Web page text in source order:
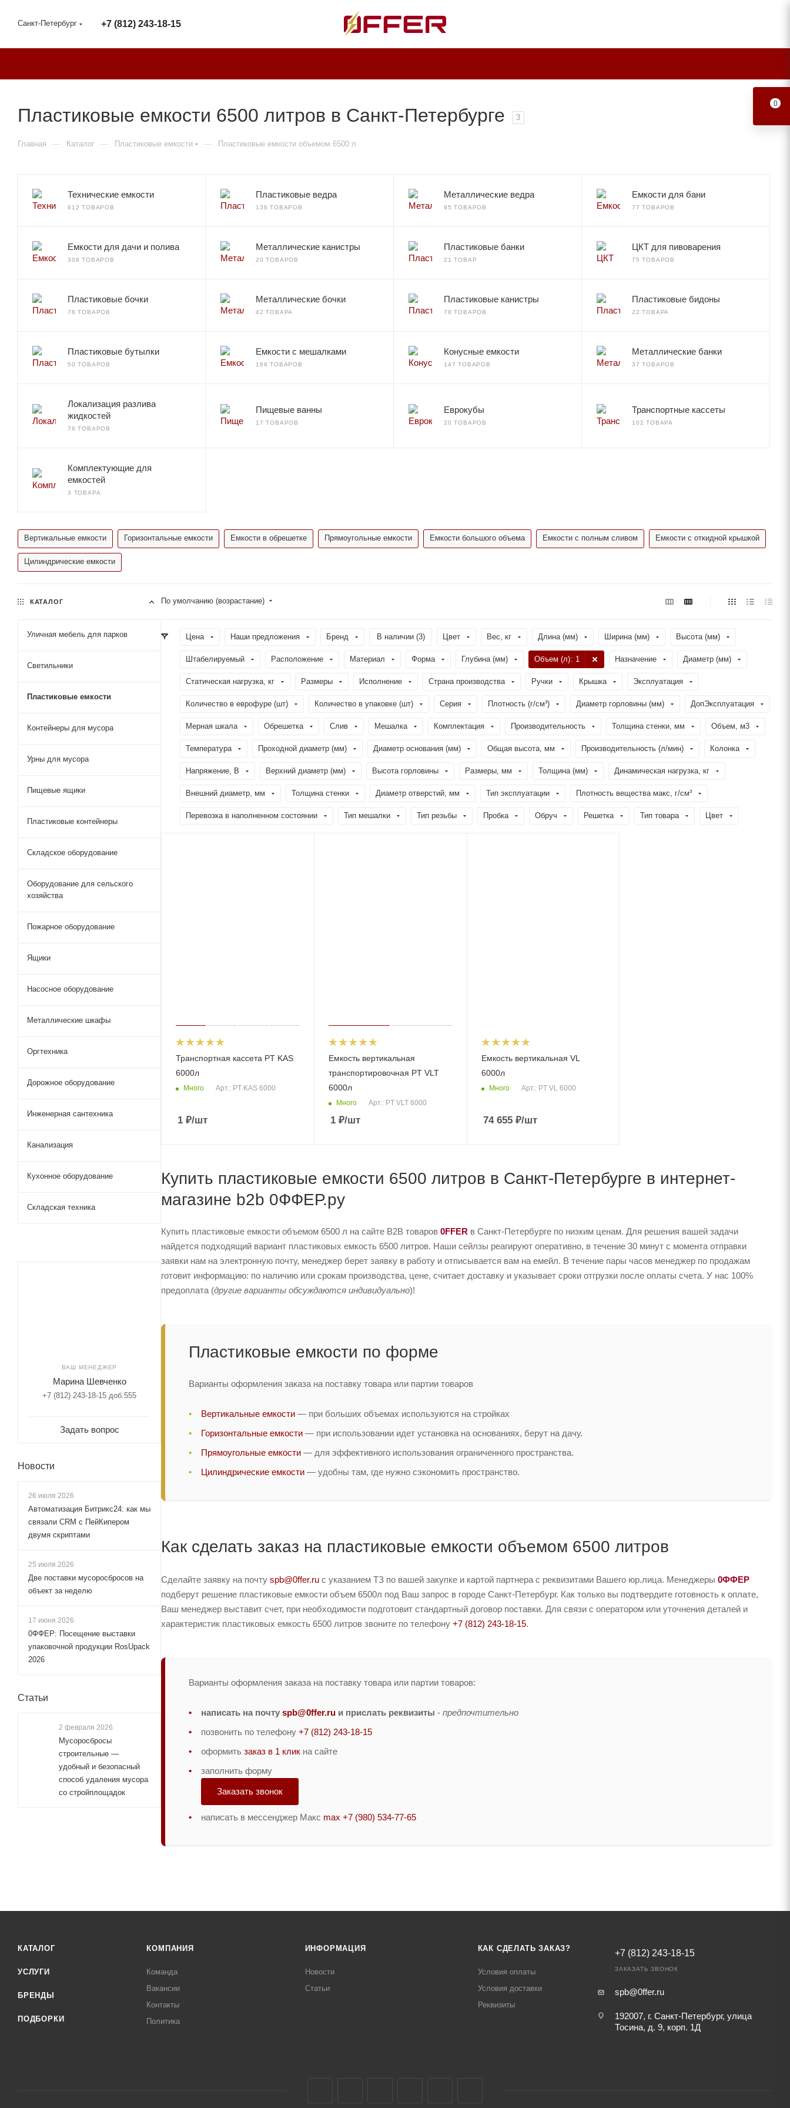
Санкт-Петербург +7 (812) 243-18-15
Пластиковые емкости 6500 литров в Санкт-Петербурге 3
Главная — Каталог — Пластиковые емкости — Пластиковые емкости объемом 6500 л
Технические емкости
612 ТОВАРОВ
Пластиковые ведра
136 ТОВАРОВ
Металлические ведра
95 ТОВАРОВ
Емкости для бани
77 ТОВАРОВ
Емкости для дачи и полива
308 ТОВАРОВ
Металлические канистры
20 ТОВАРОВ
Пластиковые банки
21 ТОВАР
ЦКТ для пивоварения
75 ТОВАРОВ
Пластиковые бочки
78 ТОВАРОВ
Металлические бочки
42 ТОВАРА
Пластиковые канистры
78 ТОВАРОВ
Пластиковые бидоны
22 ТОВАРА
Пластиковые бутылки
50 ТОВАРОВ
Емкости с мешалками
166 ТОВАРОВ
Конусные емкости
147 ТОВАРОВ
Металлические банки
37 ТОВАРОВ
Локализация разлива
жидкостей
76 ТОВАРОВ
Пищевые ванны
17 ТОВАРОВ
Еврокубы
20 ТОВАРОВ
Транспортные кассеты
102 ТОВАРА
Комплектующие для
емкостей
3 ТОВАРА
Вертикальные емкости Горизонтальные емкости Емкости в обрешетке Прямоугольные емкости Емкости большого объема Емкости с полным сливом Емкости с откидной крышкой
Цилиндрические емкости
По умолчанию (возрастание)
Цена Наши предложения Бренд В наличии (3) Цвет Вес, кг Длина (мм) Ширина (мм) Высота (мм)
Штабелируемый Расположение Материал Форма Глубина (мм) Объем (л): 1 Назначение Диаметр (мм)
Статическая нагрузка, кг Размеры Исполнение Страна производства Ручки Крышка Эксплуатация
Количество в еврофуре (шт) Количество в упаковке (шт) Серия Плотность (г/см³) Диаметр горловины (мм) ДопЭксплуатация
Мерная шкала Обрешетка Слив Мешалка Комплектация Производительность Толщина стенки, мм Объем, м3
Температура Проходной диаметр (мм) Диаметр основания (мм) Общая высота, мм Производительность (л/мин) Колонка
Напряжение, В Верхний диаметр (мм) Высота горловины Размеры, мм Толщина (мм) Динамическая нагрузка, кг
Внешний диаметр, мм Толщина стенки Диаметр отверстий, мм Тип эксплуатации Плотность вещества макс, г/см³
Перевозка в наполненном состоянии Тип мешалки Тип резьбы Пробка Обруч Решетка Тип товара Цвет
Транспортная кассета PT KAS
6000л
Много Арт.: PT KAS 6000
1 ₽/шт
Емкость вертикальная
транспортировочная PT VLT
6000л
Много Арт.: PT VLT 6000
1₽/шт
Емкость вертикальная VL
6000л
Много Арт.: PT VL 6000
74 655₽/шт
Купить пластиковые емкости 6500 литров в Санкт-Петербурге в интернет-
магазине b2b 0ФФЕР.ру
Купить пластиковые емкости объемом 6500 л на сайте B2B товаров 0FFER в Санкт-Петербурге по низким ценам. Для решения вашей задачи
найдется подходящий вариант пластиковых емкость 6500 литров. Наши сейлзы реагируют оперативно, в течение 30 минут с момента отправки
заявки нам на электронную почту, менеджер берет заявку в работу и отписывается вам на емейл. В течение пары часов менеджер по продажам
готовит информацию: по наличию или срокам производства, цене, считает доставку и указывает сроки отгрузки после оплаты счета. У нас 100%
предоплата (другие варианты обсуждаются индивидуально)!
Пластиковые емкости по форме
Варианты оформления заказа на поставку товара или партии товаров
Вертикальные емкости — при больших объемах используются на стройках
Горизонтальные емкости — при использовании идет установка на основаниях, берут на дачу.
Прямоугольные емкости — для эффективного использования ограниченного пространства.
Цилиндрические емкости — удобны там, где нужно сэкономить пространство.
Как сделать заказ на пластиковые емкости объемом 6500 литров
Сделайте заявку на почту spb@0ffer.ru с указанием ТЗ по вашей закупке и картой партнера с реквизитами Вашего юр.лица. Менеджеры 0ФФЕР
подберут решение пластиковые емкости объем 6500л под Ваш запрос в городе Санкт-Петербург. Как только вы подтвердите готовность к оплате,
Ваш менеджер выставит счет, при необходимости подготовит стандартный договор поставки. Для связи с оператором или уточнения деталей и
характеристик пластиковых емкость 6500 литров звоните по телефону +7 (812) 243-18-15.
Варианты оформления заказа на поставку товара или партии товаров:
написать на почту spb@0ffer.ru и прислать реквизиты - предпочтительно
позвонить по телефону +7 (812) 243-18-15
оформить заказ в 1 клик на сайте
заполнить форму
Заказать звонок
написать в мессенджер Макс max +7 (980) 534-77-65
КАТАЛОГ
Уличная мебель для парков
Светильники
Пластиковые емкости
Контейнеры для мусора
Урны для мусора
Пищевые ящики
Пластиковые контейнеры
Складское оборудование
Оборудование для сельского
хозяйства
Пожарное оборудование
Ящики
Насосное оборудование
Металлические шкафы
Оргтехника
Дорожное оборудование
Инженерная сантехника
Канализация
Кухонное оборудование
Складская техника
ВАШ МЕНЕДЖЕР
Марина Шевченко
+7 (812) 243-18-15 доб.555
Задать вопрос
Новости
26 июля 2026
Автоматизация Битрикс24: как мы
связали CRM с ПейКипером
двумя скриптами
25 июля 2026
Две поставки мусоросбросов на
объект за неделю
17 июня 2026
0ФФЕР: Посещение выставки
упаковочной продукции RosUpack
2026
Статьи
2 февраля 2026
Мусоросбросы
строительные —
удобный и безопасный
способ удаления мусора
со стройплощадок
КАТАЛОГ
УСЛУГИ
БРЕНДЫ
ПОДБОРКИ
КОМПАНИЯ
Команда
Вакансии
Контакты
Политика
ИНФОРМАЦИЯ
Новости
Статьи
КАК СДЕЛАТЬ ЗАКАЗ?
Условия оплаты
Условия доставки
Реквизиты
+7 (812) 243-18-15
ЗАКАЗАТЬ ЗВОНОК
spb@0ffer.ru
192007, г. Санкт-Петербург, улица
Тосина, д. 9, корп. 1Д
0